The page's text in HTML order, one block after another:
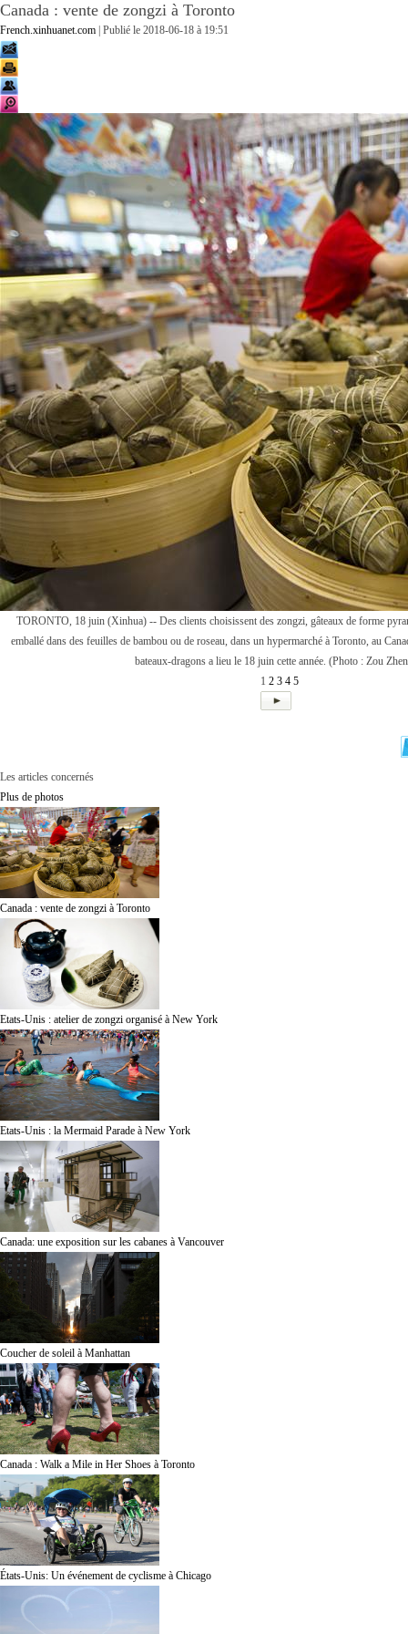
Canada : vente de zongzi à Toronto
French.xinhuanet.com | Publié le 2018-06-18 à 19:51
TORONTO, 18 juin (Xinhua) -- Des clients choisissent des zongzi, gâteaux de forme
emballé dans des feuilles de bambou ou de roseau, dans un hypermarché à Toronto, au
bateaux-dragons a lieu le 18 juin cette année. (Photo : Zou
1 2 3 4 5
Les articles concernés
Plus de photos
Canada : vente de zongzi à Toronto
Etats-Unis : atelier de zongzi organisé à New York
Etats-Unis : la Mermaid Parade à New York
Canada: une exposition sur les cabanes à Vancouver
Coucher de soleil à Manhattan
Canada : Walk a Mile in Her Shoes à Toronto
États-Unis: Un événement de cyclisme à Chicago